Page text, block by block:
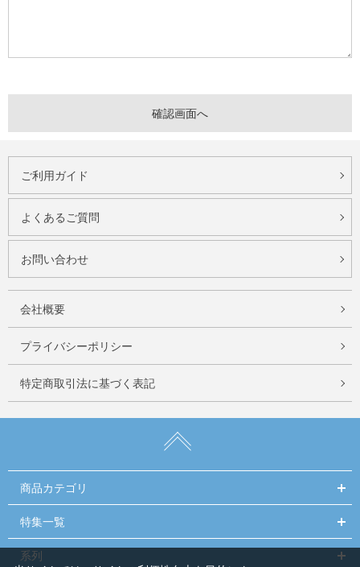
ご利用ガイド
よくあるご質問
お問い合わせ
会社概要
プライバシーポリシー
特定商取引法に基づく表記
商品カテゴリ
特集一覧
系列